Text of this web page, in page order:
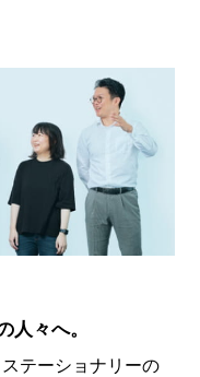
人々へ。
テーショナリーの